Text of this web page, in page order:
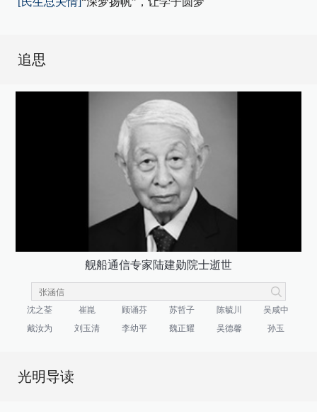
追思
舰船通信专家陆建勋院士逝世
沈之荃 崔崑 顾诵芬 苏哲子 陈毓川
吴咸中
戴汝为
刘玉清 李幼平 魏正耀 吴德馨 孙玉
光明导读